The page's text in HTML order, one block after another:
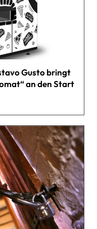
Gusto bringt
an den Start